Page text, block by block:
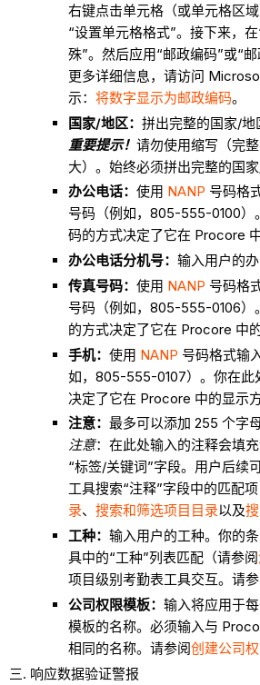
右键点击单元格（或单元格区
“设置单元格格式”。接下来，
殊”。然后应用“邮政编码”或“
更多详细信息，请访问
示： 将数字显示为邮政编码。
国家/地区： 拼出完整的国家/地
重要提示！ 请勿使用缩写（完
大）。始终必须拼出完整的国家
办公电话： 使用 NANP 号码格
号码（例如，805-555-0100）
码的方式决定了它在 Procore
办公电话分机号： 输入用户的
传真号码： 使用 NANP 号码格
号码（例如，805-555-0106）
的方式决定了它在 Procore 中
手机： 使用 NANP 号码格式输
如，805-555-0107）。你在此
决定了它在 Procore 中的显示方
注意： 最多可以添加 255 个字
注意：在此处输入的注释会填
“标签/关键词”字段。用户后续
工具搜索“注释”字段中的匹配项
录、 搜索和筛选项目目录以及
工种： 输入用户的工种。你的
具中的“工种”列表匹配（请参阅
项目级别考勤表工具交互。请
公司权限模板： 输入将应用于
模板的名称。必须输入与
相同的名称。请参阅创建公司
响应数据验证警报